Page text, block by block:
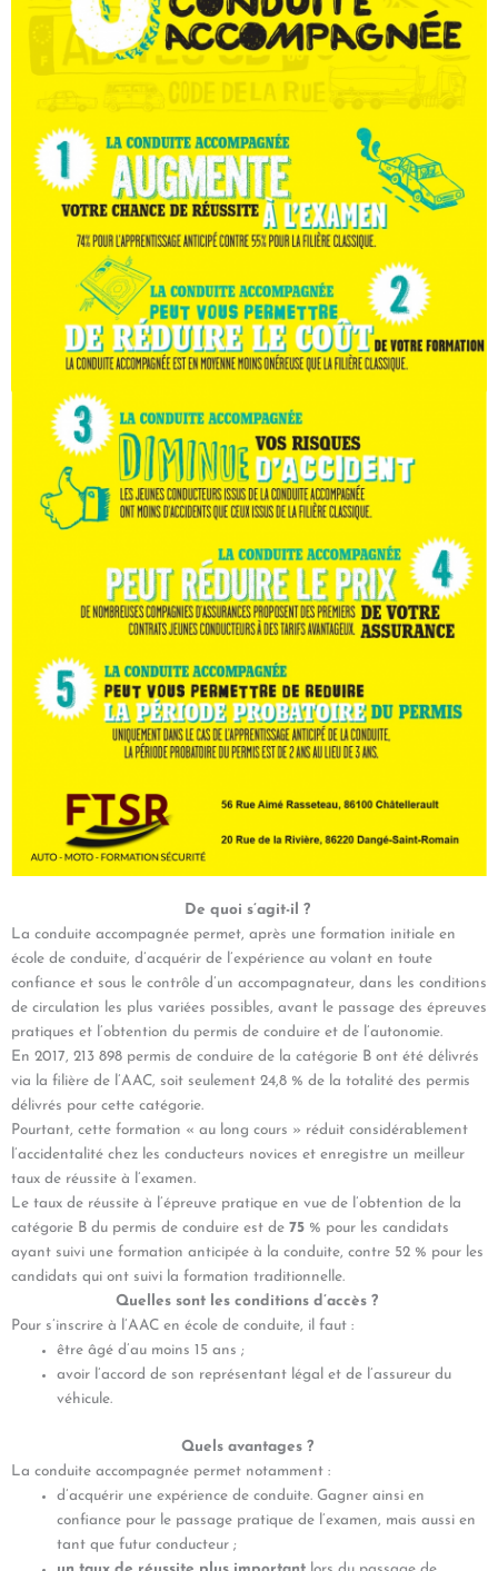
De quoi s’agit-il ?
La conduite accompagnée permet, après une formation initiale en
école de conduite, d’acquérir de l’expérience au volant en toute
confiance et sous le contrôle d’un accompagnateur, dans les conditions
de circulation les plus variées possibles, avant le passage des épreuves
pratiques et l’obtention du permis de conduire et de l’autonomie.
En 2017, 213 898 permis de conduire de la catégorie B ont été délivrés
via la filière de l’AAC, soit seulement 24,8 % de la totalité des permis
délivrés pour cette catégorie.
Pourtant, cette formation « au long cours » réduit considérablement
l’accidentalité chez les conducteurs novices et enregistre un meilleur
taux de réussite à l’examen.
Le taux de réussite à l’épreuve pratique en vue de l’obtention de la
catégorie B du permis de conduire est de 75 % pour les candidats
ayant suivi une formation anticipée à la conduite, contre 52 % pour les
candidats qui ont suivi la formation traditionnelle.
Quelles sont les conditions d’accès ?
Pour s’inscrire à l’AAC en école de conduite, il faut :
être âgé d’au moins 15 ans ;
avoir l’accord de son représentant légal et de l’assureur du
véhicule.
Quels avantages ?
La conduite accompagnée permet notamment :
d’acquérir une expérience de conduite. Gagner ainsi en
confiance pour le passage pratique de l’examen, mais aussi en
tant que futur conducteur ;